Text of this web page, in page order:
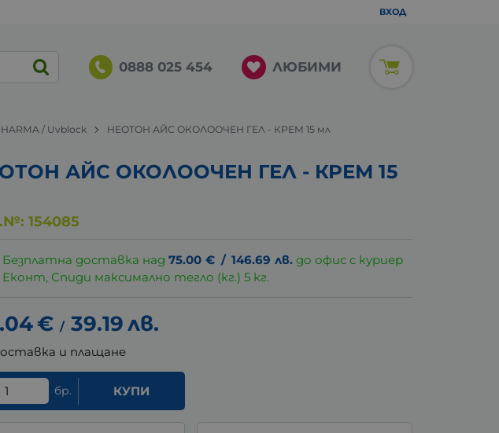
ВХОД
0888 025 454 ЛЮБИМИ
/ Uvblock НЕОТОН АЙС ОКОЛООЧЕН ГЕЛ - КРЕМ 15 мл
АЙС ОКОЛООЧЕН ГЕЛ - КРЕМ 15
154085
Безплатна доставка над75.00 € / 146.69 лв. до офис с куриер
Еконт, Спиди максимално тегло (кг.) 5 кг.
€ / 39.19лв.
и плащане
бр. КУПИ